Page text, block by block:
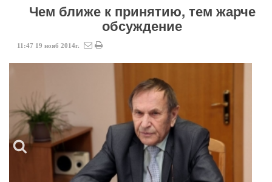
Чем ближе к принятию, тем жарче
обсуждение
11:47 19 нояб 2014г.